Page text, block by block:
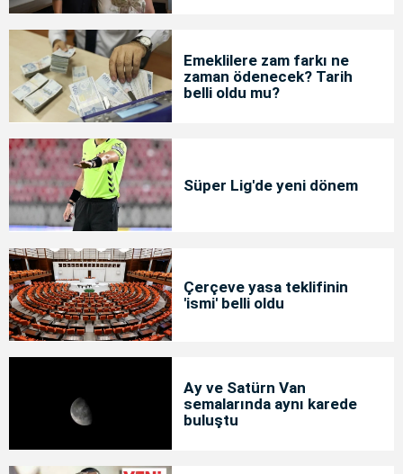
Emeklilere zam farkı ne
zaman ödenecek? Tarih
belli oldu mu?
Süper Lig'de yeni dönem
Çerçeve yasa teklifinin
'ismi' belli oldu
Ay ve Satürn Van
semalarında aynı karede
buluştu